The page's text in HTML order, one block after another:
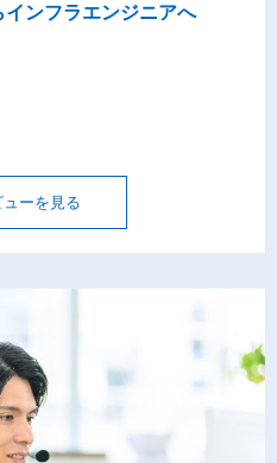
インフラエンジニアへ
ーを見る